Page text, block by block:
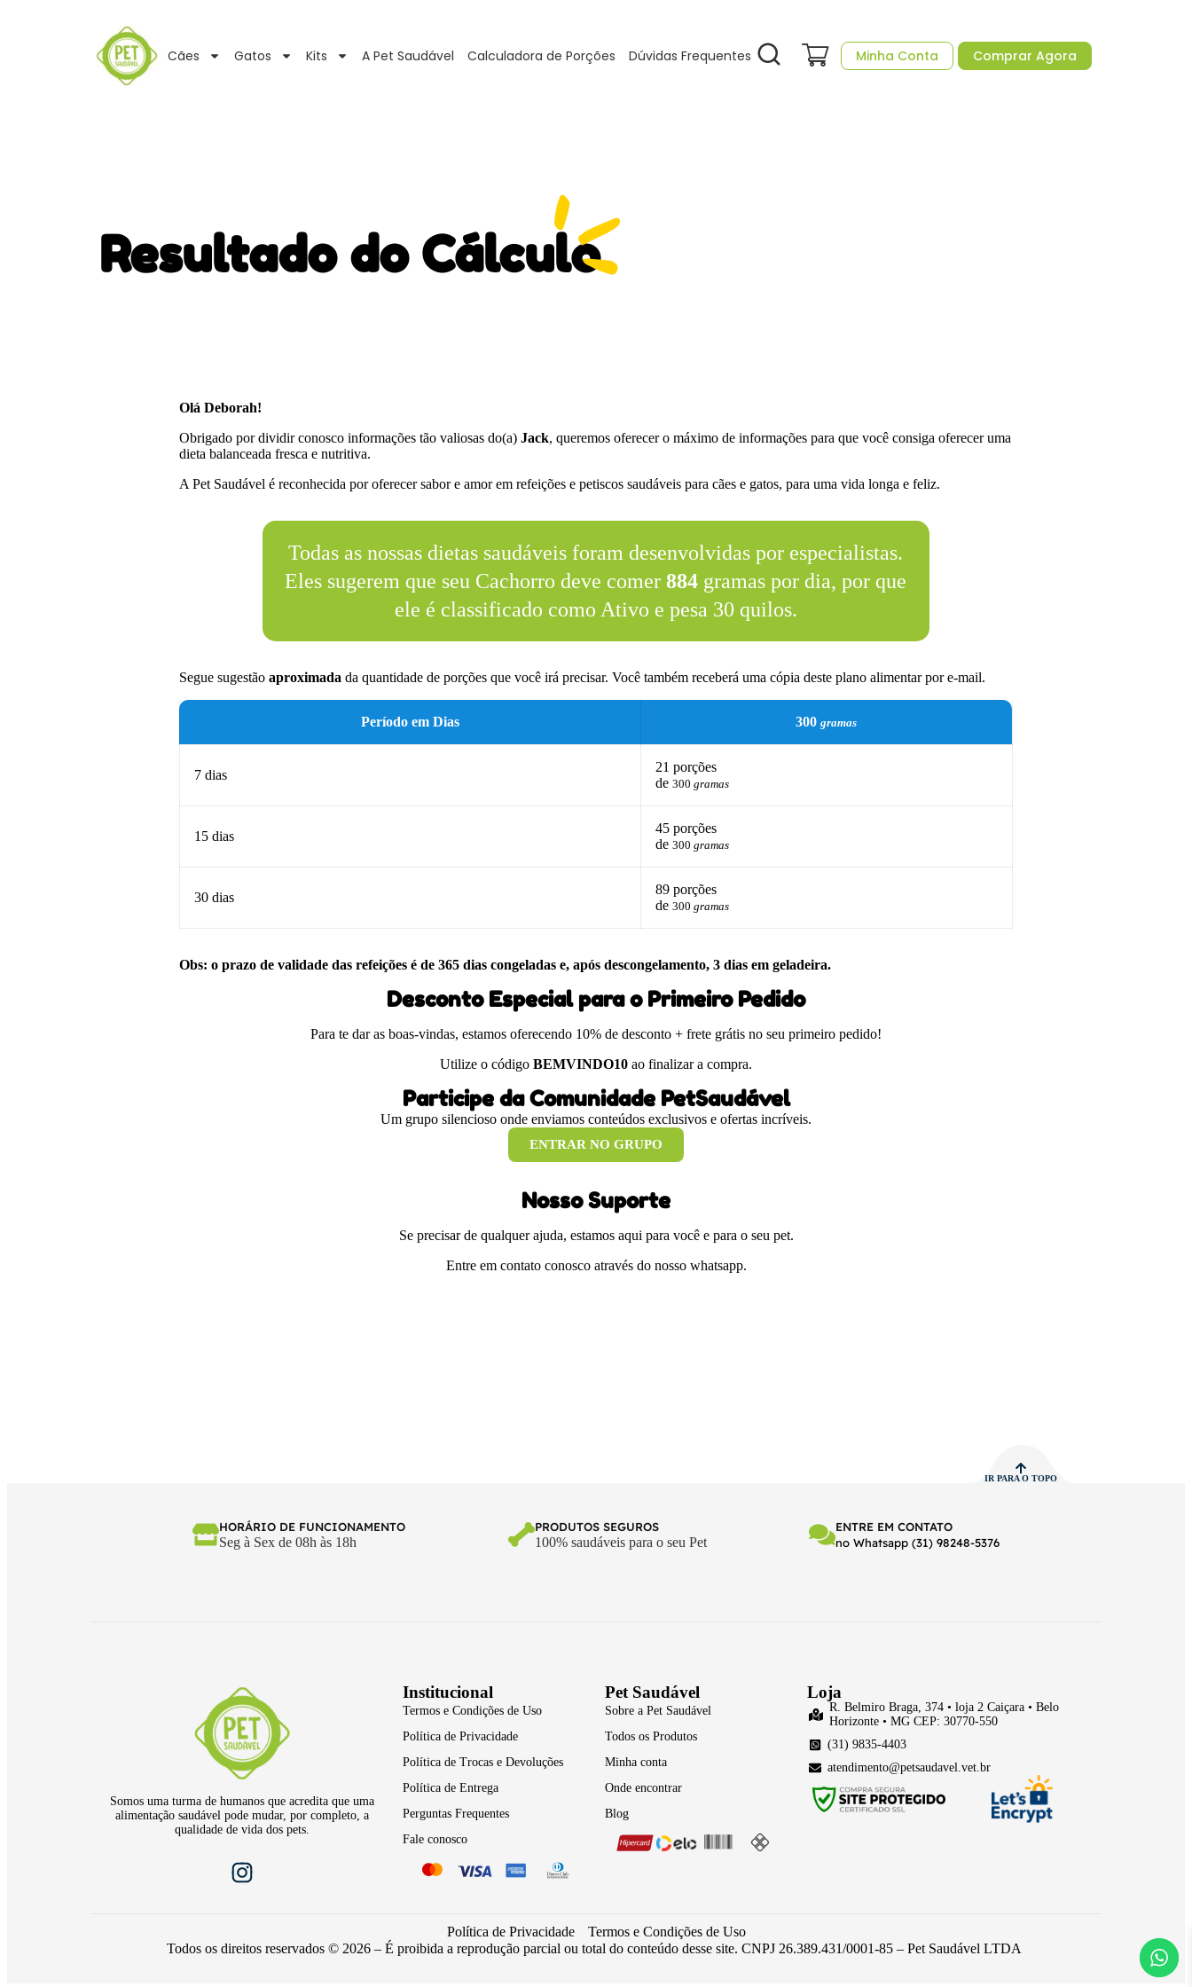
Cães Gatos Kits A Pet Saudável Calculadora de Porções Dúvidas Frequentes Minha Conta Comprar Agora
Resultado do Cálculo
Olá Deborah!
Obrigado por dividir conosco informações tão valiosas do(a) Jack, queremos oferecer o máximo de informações para que você consiga oferecer uma
dieta balanceada fresca e nutritiva.
A Pet Saudável é reconhecida por oferecer sabor e amor em refeições e petiscos saudáveis para cães e gatos, para uma vida longa e feliz.
Todas as nossas dietas saudáveis foram desenvolvidas por especialistas.
Eles sugerem que seu Cachorro deve comer884 gramas por dia, por que
ele é classificado como Ativo e pesa 30 quilos.
Segue sugestão aproximada da quantidade de porções que você irá precisar. Você também receberá uma cópia deste plano alimentar por e-mail.
Período em Dias 300gramas
7 dias
21 porções
de 300 gramas
15 dias
45 porções
de 300 gramas
30 dias
89 porções
de 300 gramas
Obs: o prazo de validade das refeições é de 365 dias congeladas e, após descongelamento, 3 dias em geladeira.
Desconto Especial para o Primeiro Pedido
Para te dar as boas-vindas, estamos oferecendo 10% de desconto + frete grátis no seu primeiro pedido!
Utilize o código BEMVINDO10 ao finalizar a compra.
Participe da Comunidade PetSaudável
Um grupo silencioso onde enviamos conteúdos exclusivos e ofertas incríveis.
ENTRAR NO GRUPO
Nosso Suporte
Se precisar de qualquer ajuda, estamos aqui para você e para o seu pet.
Entre em contato conosco através do nosso whatsapp.
IR PARA O TOPO
HORÁRIO DE FUNCIONAMENTO
Seg à Sex de 08h às 18h
PRODUTOS SEGUROS
100% saudáveis para o seu Pet
ENTRE EM CONTATO
no Whatsapp (31) 98248-5376
Somos uma turma de humanos que acredita que uma
alimentação saudável pode mudar, por completo, a
qualidade de vida dos pets.
Institucional
Termos e Condições de Uso
Política de Privacidade
Política de Trocas e Devoluções
Política de Entrega
Perguntas Frequentes
Fale conosco
Pet Saudável
Sobre a Pet Saudável
Todos os Produtos
Minha conta
Onde encontrar
Blog
Loja
R. Belmiro Braga, 374 • loja 2 Caiçara • Belo
Horizonte • MG CEP: 30770-550
(31) 9835-4403
atendimento@petsaudavel.vet.br
Política de Privacidade
Termos e Condições de Uso
Todos os direitos reservados © 2026 – É proibida a reprodução parcial ou total do conteúdo desse site. CNPJ 26.389.431/0001-85 – Pet Saudável LTDA